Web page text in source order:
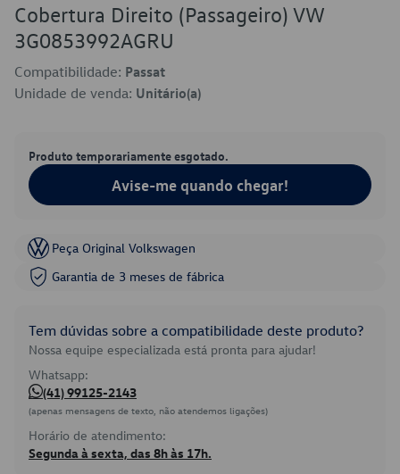
Cobertura Direito (Passageiro) VW
3G0853992AGRU
Compatibilidade: Passat
Unidade de venda: Unitário(a)
Produto temporariamente esgotado.
Avise-me quando chegar!
Peça Original Volkswagen
Garantia de 3 meses de fábrica
Tem dúvidas sobre a compatibilidade deste produto?
Nossa equipe especializada está pronta para ajudar!
Whatsapp:
(41) 99125-2143
(apenas mensagens de texto, não atendemos ligações)
Horário de atendimento:
Segunda à sexta, das 8h às 17h.